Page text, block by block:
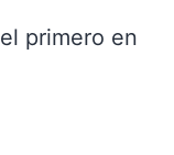
primero en